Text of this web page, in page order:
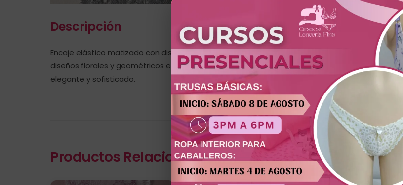
Descripción
Encaje elástico matizado con diseño Jazmine Plomo con Plateado. Tela de encaje con
diseños florales y geométricos en combinación de dos tonos. Ideal para brasieres, bralettes,
elegante y sofisticado.
Productos Relacionados